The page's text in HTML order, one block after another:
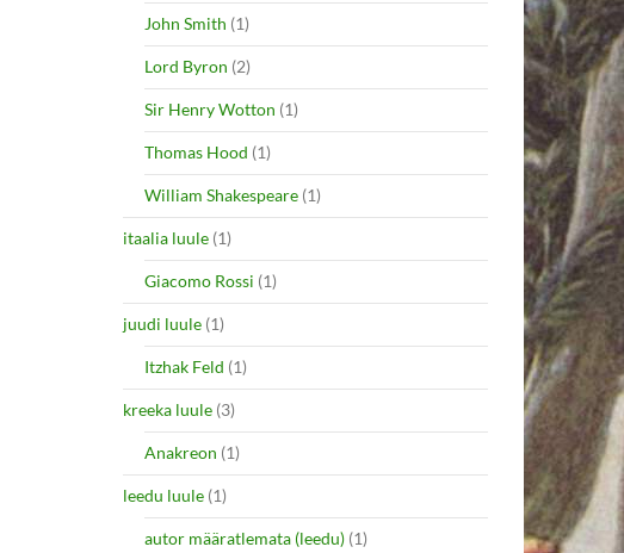
John Smith (1)
Lord Byron (2)
Sir Henry Wotton (1)
Thomas Hood (1)
William Shakespeare (1)
itaalia luule (1)
Giacomo Rossi (1)
juudi luule (1)
Itzhak Feld (1)
kreeka luule (3)
Anakreon (1)
leedu luule (1)
autor määratlemata (leedu) (1)